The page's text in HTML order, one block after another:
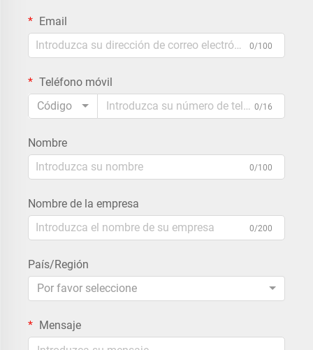
Email
0/100
Teléfono móvil
Código
0/16
Nombre
0/100
Nombre de la empresa
0/200
País/Región
Por favor seleccione
Mensaje